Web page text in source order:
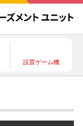
設置ゲーム機